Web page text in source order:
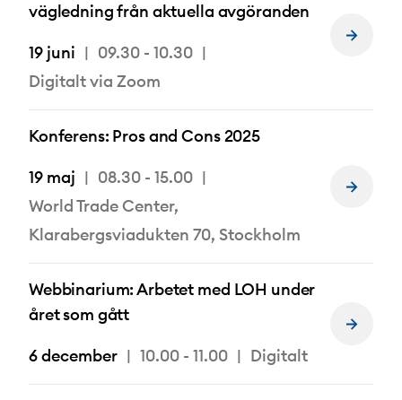
vägledning från aktuella avgöranden
19 juni
09.30 - 10.30
Digitalt via Zoom
Läs
Konferens: Pros and Cons 2025
19 maj
08.30 - 15.00
World Trade Center,
Klarabergsviadukten 70, Stockholm
Läs
Webbinarium: Arbetet med LOH under
året som gått
6 december
10.00 - 11.00 Digitalt
Läs